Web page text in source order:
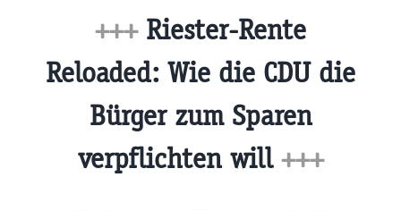
+++Riester-Rente
Reloaded: Wie die CDU die
Bürger zum Sparen
verpflichten will +++